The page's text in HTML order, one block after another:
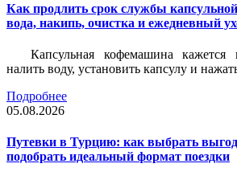
Как продлить срок службы
вода, накипь, очистка и ежедневный
Капсульная кофемашина кажется
налить воду, установить капсулу и
Подробнее
05.08.2026
Путевки в Турцию: как выбрать
подобрать идеальный формат поездки